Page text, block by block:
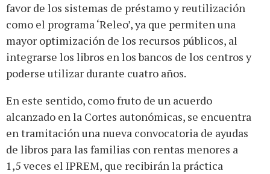
favor de los sistemas de préstamo y reutilización
como el programa ‘Releo’, ya que permiten una
mayor optimización de los recursos públicos, al
integrarse los libros en los bancos de los centros y
poderse utilizar durante cuatro años.
En este sentido, como fruto de un acuerdo
alcanzado en la Cortes autonómicas, se encuentra
en tramitación una nueva convocatoria de ayudas
de libros para las familias con rentas menores a
1,5 veces el IPREM, que recibirán la práctica